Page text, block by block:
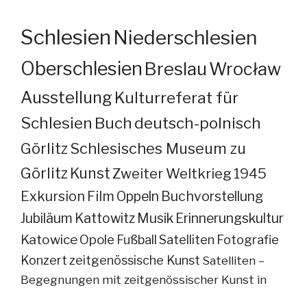
Schlesien Niederschlesien
Oberschlesien Breslau Wrocław
Ausstellung Kulturreferat für
Schlesien Buch deutsch-polnisch
GörlitzSchlesisches Museum zu
Görlitz KunstZweiter Weltkrieg 1945
Exkursion Film Oppeln Buchvorstellung
Jubiläum Kattowitz Musik Erinnerungskultur
KatowiceOpole FußballSatelliten Fotografie
Konzertzeitgenössische Kunst Satelliten –
Begegnungen mit zeitgenössischer Kunst in